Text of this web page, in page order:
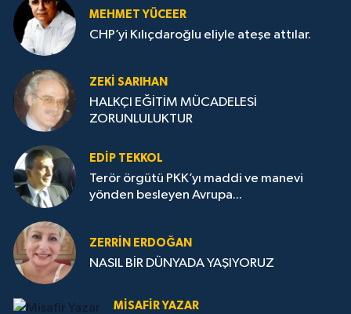
MEHMET YÜCEER
CHP’yi Kılıçdaroğlu eliyle ateşe attılar.
ZEKI SARIHAN
HALKÇI EĞİTİM MÜCADELESİ
ZORUNLULUKTUR
EDIP TEKKOL
Terör örgütü PKK’yı maddi ve manevi
yönden besleyen Avrupa...
ZERRIN ERDOĞAN
NASIL BİR DÜNYADA YAŞIYORUZ
MISAFIR YAZAR